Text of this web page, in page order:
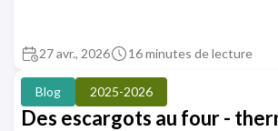
27 avr., 2026 16 minutes de lecture
Blog 2025-2026
Des escargots au four -